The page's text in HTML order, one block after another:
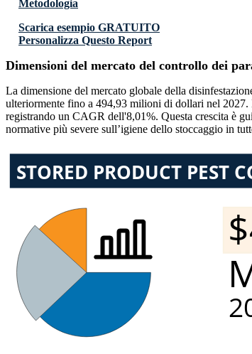
Metodologia
Scarica esempio GRATUITO
Personalizza Questo Report
Dimensioni del mercato del controllo dei
La dimensione del mercato globale della
ulteriormente fino a 494,93 milioni di dollari nel 2027.
registrando un CAGR dell'8,01%. Questa crescita è
normative più severe sull’igiene dello stoccaggio in